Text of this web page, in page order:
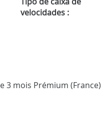
velocidades :
3 mois Prémium (France)